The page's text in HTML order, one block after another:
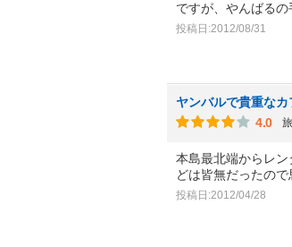
ですが、やんばる
投稿日:2012/08/31
ヤンバルで貴重なカ
4.0
本島最北端からレ
どは皆無だったの
投稿日:2012/04/28